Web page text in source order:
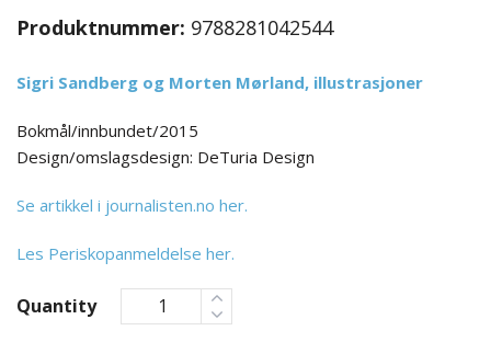
Produktnummer: 9788281042544
Sigri Sandberg og Morten Mørland, illustrasjoner
Bokmål/innbundet/2015
Design/omslagsdesign: DeTuria Design
Se artikkel i journalisten.no her.
Les Periskopanmeldelse her.
Quantity